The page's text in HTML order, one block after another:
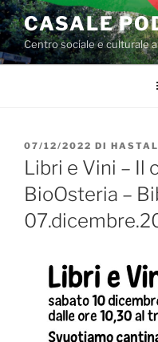
Salta
al
contenuto
CASALE
Centro sociale e culturale
PUBBLICATO
IL
07/12/2022 DI
Libri e Vini – Il
BioOsteria –